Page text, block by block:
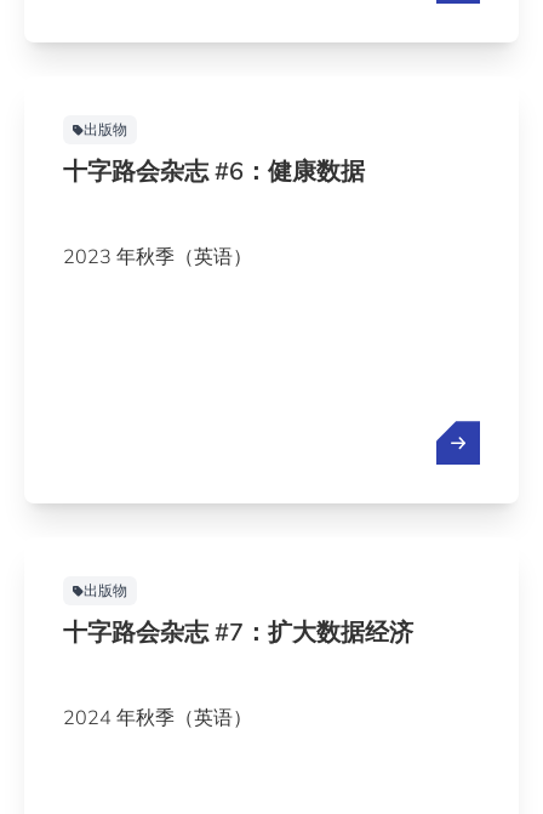
出版物
十字路会杂志 #6：健康数据
2023 年秋季（英语）
出版物
十字路会杂志 #7：扩大数据经济
2024 年秋季（英语）